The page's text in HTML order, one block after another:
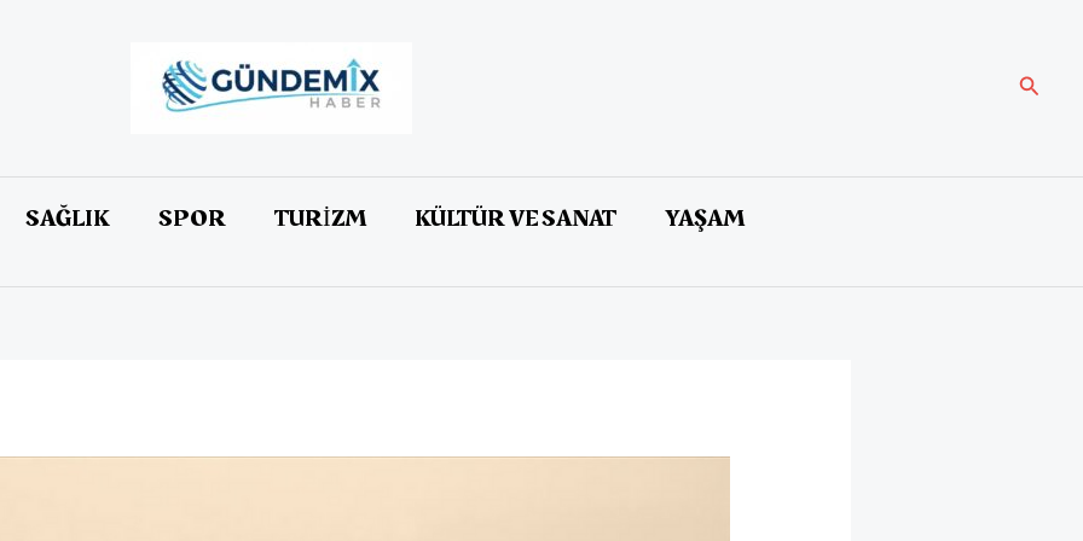
Arama
SAĞLIK SPOR TURİZM KÜLTÜR VE SANAT YAŞAM